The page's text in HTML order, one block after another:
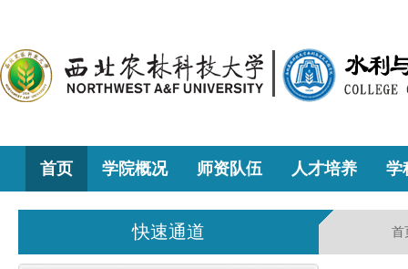
首页 学院概况 师资队伍 人才培养 学
快速通道 首